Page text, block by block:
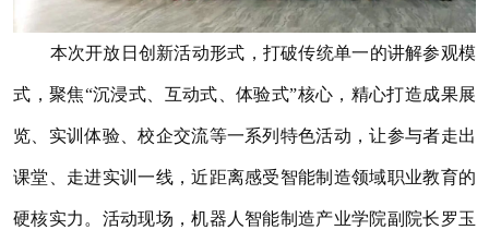
本次开放日创新活动形式，打破传统单一的讲解参观模
式，聚焦“沉浸式、互动式、体验式”核心，精心打造成果展
览、实训体验、校企交流等一系列特色活动，让参与者走出
课堂、走进实训一线，近距离感受智能制造领域职业教育的
硬核实力。活动现场，机器人智能制造产业学院副院长罗玉